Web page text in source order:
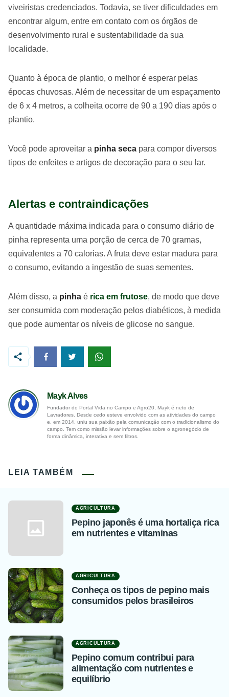
viveiristas credenciados. Todavia, se tiver dificuldades em
encontrar algum, entre em contato com os órgãos de
desenvolvimento rural e sustentabilidade da sua
localidade.
Quanto à época de plantio, o melhor é esperar pelas
épocas chuvosas. Além de necessitar de um espaçamento
de 6 x 4 metros, a colheita ocorre de 90 a 190 dias após o
plantio.
Você pode aproveitar a pinha seca para compor diversos
tipos de enfeites e artigos de decoração para o seu lar.
Alertas e contraindicações
A quantidade máxima indicada para o consumo diário de
pinha representa uma porção de cerca de 70 gramas,
equivalentes a 70 calorias. A fruta deve estar madura para
o consumo, evitando a ingestão de suas sementes.
Além disso, a pinha é rica em frutose, de modo que deve
ser consumida com moderação pelos diabéticos, à medida
que pode aumentar os níveis de glicose no sangue.
Mayk Alves
Fundador do Portal Vida no Campo e Agro20, Mayk é neto de
Lavradores. Desde cedo esteve envolvido com as atividades do campo
e, em 2014, uniu sua paixão pela comunicação com o tradicionalismo do
campo. Tem como missão levar informações sobre o agronegócio de
forma dinâmica, interativa e sem filtros.
LEIA TAMBÉM
AGRICULTURA
Pepino japonês é uma hortaliça rica
em nutrientes e vitaminas
AGRICULTURA
Conheça os tipos de pepino mais
consumidos pelos brasileiros
AGRICULTURA
Pepino comum contribui para
alimentação com nutrientes e
equilíbrio